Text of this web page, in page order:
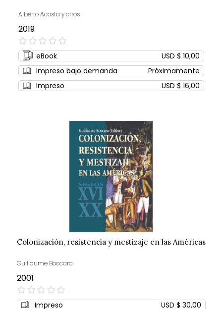
Alberto Acosta y otros
2019
0%
eBook
USD $ 10,00
Impreso bajo demanda
Próximamente
Impreso
USD $ 16,00
Colonización, resistencia y mestizaje en las Américas
Guillaume Boccara
2001
0%
Impreso USD $ 30,00